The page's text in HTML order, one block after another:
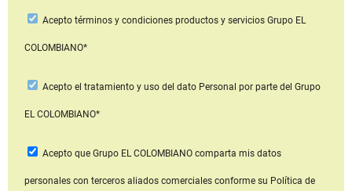
Aceptotérminos y condiciones productos y serviciosGrupo EL
COLOMBIANO*
Acepto el tratamiento y uso del dato Personal por parte del Grupo
EL COLOMBIANO*
Acepto que Grupo EL COLOMBIANOcomparta mis datos
personales con terceros aliados comerciales conforme su Política de